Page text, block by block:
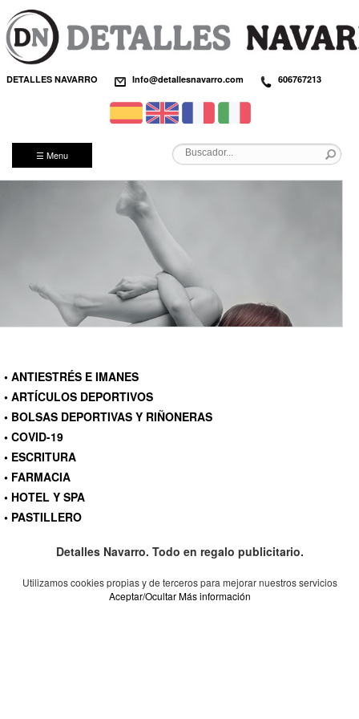
DETALLES NAVARRO Info@detallesnavarro.com 606767213
☰ Menu
• ANTIESTRÉS E IMANES
• ARTÍCULOS DEPORTIVOS
• BOLSAS DEPORTIVAS Y RIÑONERAS
• COVID-19
• ESCRITURA
• FARMACIA
• HOTEL Y SPA
• PASTILLERO
Detalles Navarro. Todo en regalo publicitario.
Utilizamos cookies propias y de terceros para mejorar nuestros servicios
Aceptar/Ocultar Más información